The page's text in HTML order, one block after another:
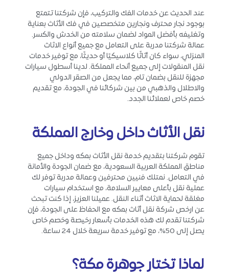
عند الحديث عن خدمات الفك والتركيب، فإن شركتنا تتمتع
بوجود نجار محترف ونجارين متخصصين في فك الأثاث بعناية
وتغليفه بأفضل المواد لضمان سلامته من الخدش والكسر.
عمالة شركتنا مدربة على التعامل مع جميع أنواع الاثاث
المنزلي، سواء كان أثاثًا كلاسيكيًا أو حديثًا، مع توفير خدمات
نقل المنقولات إلى جميع أنحاء المملكة. لدينا أسطول سيارات
مجهزة للنقل بضمان تام، مما يجعل من الصقر الدولي
والاطلال والذهبي من بين شركائنا في الجودة، مع تقديم
خصم خاص لعملائنا الجدد.
نقل الأثاث داخل وخارج المملكة
تقوم شركتنا بتقديم خدمة نقل الأثاث بمكه وداخل جميع
مناطق المملكة العربية السعودية، مع ضمان الجودة والأمانة
في التعامل. نمتلك فنيين محترفين وعمالة مدربة توفر لك
عملية نقل بأعلى معايير السلامة، مع استخدام سيارات
مغلقة لحماية الاثاث أثناء النقل. عميلنا العزيز، إذا كنت تبحث
عن ارخص شركة نقل أثاث بمكه مع الحفاظ على الجودة، فإن
شركتنا تقدم لك هذه الخدمات بأسعار رخيصة وخصم خاص
يصل إلى 50%، مع توفير خدمة سريعة خلال 24 ساعة.
لماذا تختار جوهرة مكة؟